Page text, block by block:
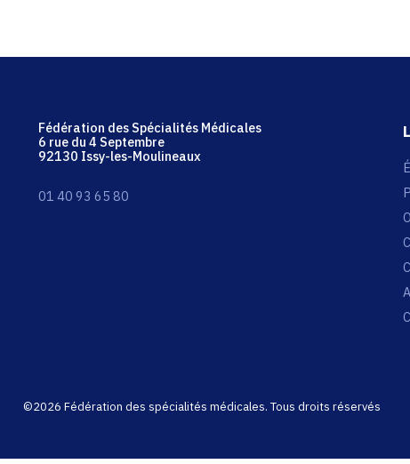
Fédération des Spécialités Médicales
6 rue du 4 Septembre
92130 Issy-les-Moulineaux
01 40 93 65 80
©2026 Fédération des spécialités médicales. Tous droits réservés